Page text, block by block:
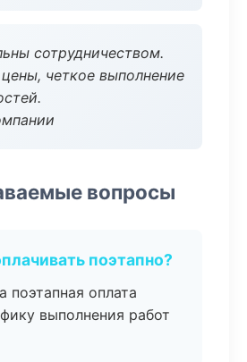
сотрудничеством.
четкое выполнение
вопросы
поэтапно?
поэтапная оплата
выполнения работ